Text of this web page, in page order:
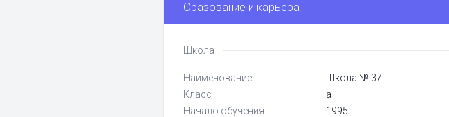
Оразование и карьера
Школа
Наименование
Школа № 37
Класс
а
Начало обучения
1995 г.